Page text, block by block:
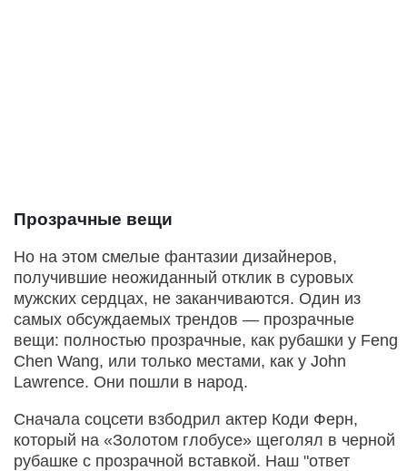
Прозрачные вещи
Но на этом смелые фантазии дизайнеров,
получившие неожиданный отклик в суровых
мужских сердцах, не заканчиваются. Один из
самых обсуждаемых трендов — прозрачные
вещи: полностью прозрачные, как рубашки у Feng
Chen Wang, или только местами, как у John
Lawrence. Они пошли в народ.
Сначала соцсети взбодрил актер Коди Ферн,
который на «Золотом глобусе» щеголял в черной
рубашке с прозрачной вставкой. Наш "ответ